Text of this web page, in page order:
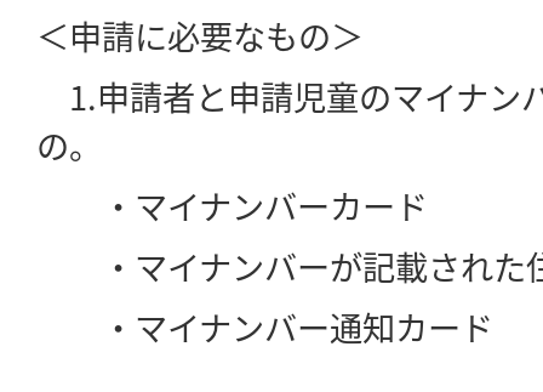
＜申請に必要なもの＞
1.申請者と申請児童のマイナン
の。
・マイナンバーカード
・マイナンバーが記載された
・マイナンバー通知カード